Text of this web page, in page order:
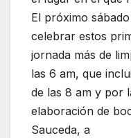
El próximo
celebrar estos
jornada más de
las 6 am, que
de las 8 am y por
elaboración de
Sauceda, a